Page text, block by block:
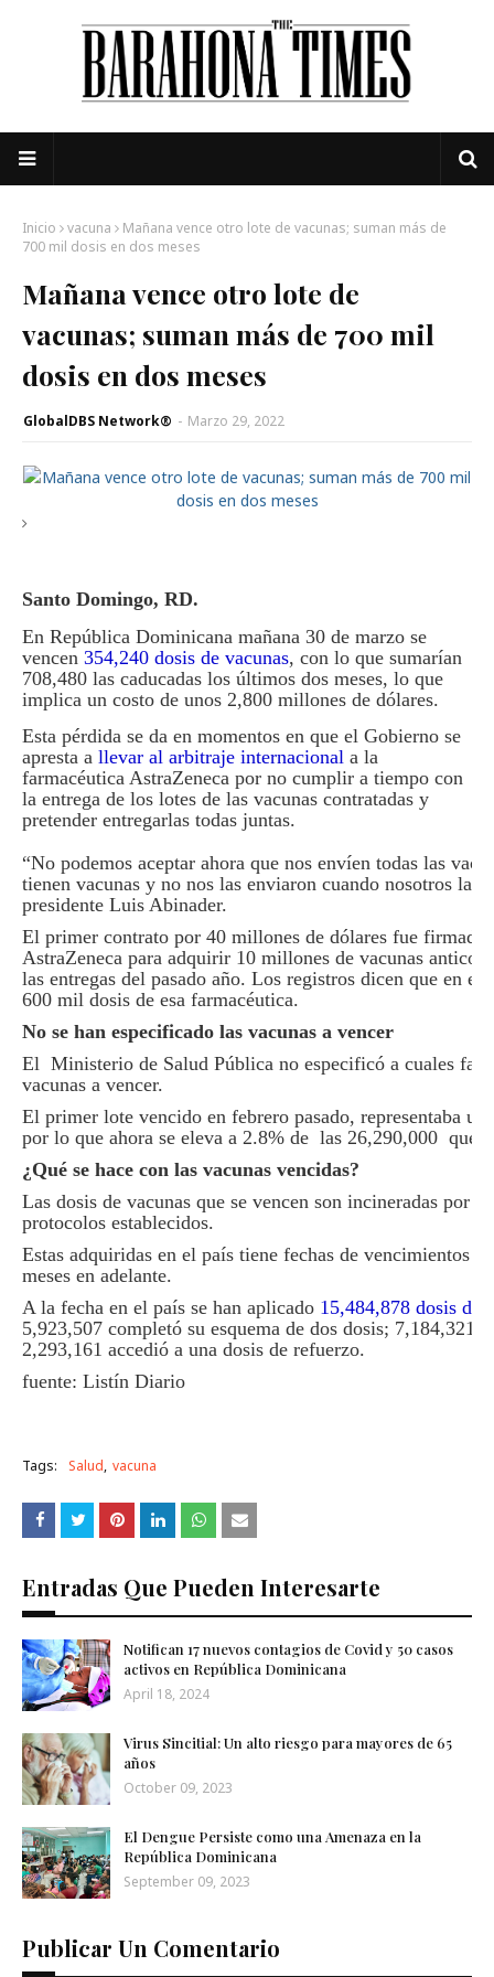
Inicio vacuna
Mañana vence otro lote de vacunas; suman más de
700 mil dosis en dos meses
Mañana vence otro lote de
vacunas; suman más de 700 mil
dosis en dos meses
GlobalDBS Network® - Marzo 29, 2022
Santo Domingo, RD.
En República Dominicana mañana 30 de marzo se
vencen 354,240 dosis de vacunas, con lo que sumarían
708,480 las caducadas los últimos dos meses, lo que
implica un costo de unos 2,800 millones de dólares.
Esta pérdida se da en momentos en que el Gobierno se
apresta a llevar al arbitraje internacional a la
farmacéutica AstraZeneca por no cumplir a tiempo con
la entrega de los lotes de las vacunas contratadas y
pretender entregarlas todas juntas.
“No podemos aceptar ahora que nos envíen todas las
tienen vacunas y no nos las enviaron cuando nosotros las
presidente Luis Abinader.
El primer contrato por 40 millones de dólares fue firmado
AstraZeneca para adquirir 10 millones de vacunas
las entregas del pasado año. Los registros dicen que en el
600 mil dosis de esa farmacéutica.
No se han especificado las vacunas a vencer
El Ministerio de Salud Pública no especificó a cuales
vacunas a vencer.
El primer lote vencido en febrero pasado, representaba
por lo que ahora se eleva a 2.8% de las 26,290,000
¿Qué se hace con las vacunas vencidas?
Las dosis de vacunas que se vencen son incineradas por
protocolos establecidos.
Estas adquiridas en el país tiene fechas de vencimientos
meses en adelante.
A la fecha en el país se han aplicado 15,484,878 dosis de
5,923,507 completó su esquema de dos dosis; 7,184,321
2,293,161 accedió a una dosis de refuerzo.
fuente: Listín Diario
Tags: Salud vacuna
Entradas Que Pueden Interesarte
Notifican 17 nuevos contagios de Covid y 50 casos
activos en República Dominicana
April 18, 2024
Virus Sincitial: Un alto riesgo para mayores de 65
años
October 09, 2023
El Dengue Persiste como una Amenaza en la
República Dominicana
September 09, 2023
Publicar Un Comentario